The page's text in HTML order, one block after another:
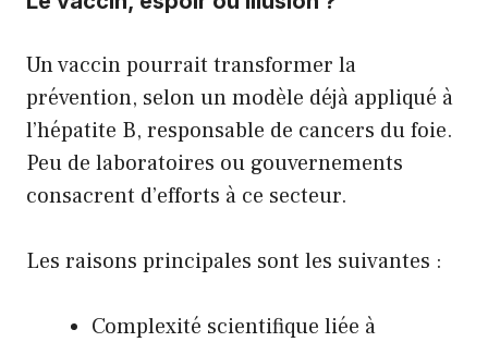
Un vaccin pourrait transformer la
prévention, selon un modèle déjà appliqué à
l’hépatite B, responsable de cancers du foie.
Peu de laboratoires ou gouvernements
consacrent d’efforts à ce secteur.
Les raisons principales sont les suivantes :
Complexité scientifique liée à